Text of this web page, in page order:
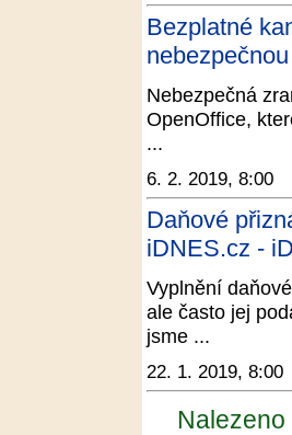
Bezplatné
Nebezpečná
OpenOffice,
...
6. 2. 2019, 8:00
Daňové
iDNES.cz -
Vyplnění
ale často jej
jsme ...
22. 1. 2019, 8:00